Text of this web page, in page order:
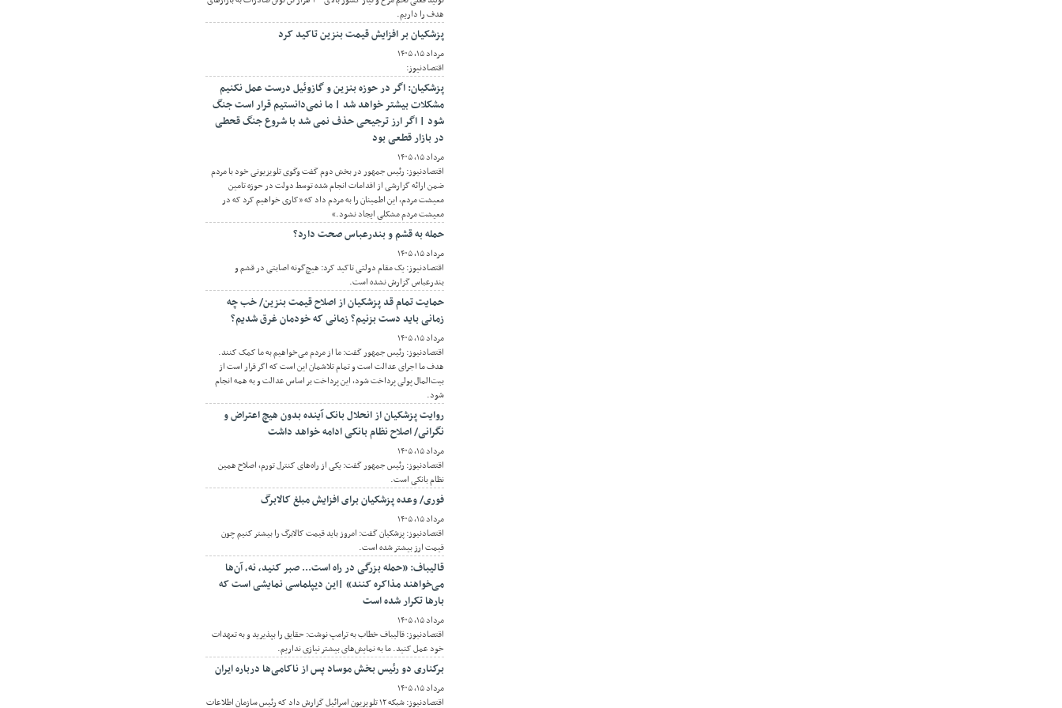
هدف را داریم.
پزشکیان بر افزایش قیمت بنزین تاکید کرد
مرداد ۱۵, ۱۴۰۵
اقتصادنیوز:
پزشکیان: اگر در حوزه بنزین و گازوئیل درست عمل نکنیم
مشکلات بیشتر خواهد شد | ما نمی‌دانستیم قرار است جنگ
شود | اگر ارز ترجیحی حذف نمی شد با شروع جنگ قحطی
در بازار قطعی بود
مرداد ۱۵, ۱۴۰۵
اقتصادنیوز: رئیس جمهور در بخش دوم گفت وگوی تلویزیونی خود با مردم
ضمن ارائه گزارشی از اقدامات انجام شده توسط دولت در حوزه تامین
معیشت مردم، این اطمینان را به مردم داد که «کاری خواهیم کرد که در
معیشت مردم مشکلی ایجاد نشود.»
حمله به قشم و بندرعباس صحت دارد؟
مرداد ۱۵, ۱۴۰۵
اقتصادنیوز: یک مقام دولتی تاکید کرد: هیچ‌گونه اصابتی در قشم و
بندرعباس گزارش نشده است.
حمایت تمام قد پزشکیان از اصلاح قیمت بنزین/ خب چه
زمانی باید دست بزنیم؟ زمانی که خودمان غرق شدیم؟
مرداد ۱۵, ۱۴۰۵
اقتصادنیوز: رئیس جمهور گفت: ما از مردم می‌خواهیم به ما کمک کنند.
هدف ما اجرای عدالت است و تمام تلاشمان این است که اگر قرار است از
بیت‌المال پولی پرداخت شود، این پرداخت بر اساس عدالت و به همه انجام
شود.
روایت پزشکیان از انحلال بانک آینده بدون هیچ اعتراض و
نگرانی/ اصلاح نظام بانکی ادامه خواهد داشت
مرداد ۱۵, ۱۴۰۵
اقتصادنیوز: رئیس جمهور گفت: یکی از راه‌های کنترل تورم، اصلاح همین
نظام بانکی است.
فوری/ وعده پزشکیان برای افزایش مبلغ کالابرگ
مرداد ۱۵, ۱۴۰۵
اقتصادنیوز: پزشکیان گفت: امروز باید قیمت کالابرگ را بیشتر کنیم چون
قیمت ارز بیشتر شده است.
قالیباف: «حمله بزرگی در راه است... صبر کنید، نه، آن‌ها
می‌خواهند مذاکره کنند» |این دیپلماسی نمایشی است که
بارها تکرار شده است
مرداد ۱۵, ۱۴۰۵
اقتصادنیوز: قالیباف خطاب به ترامپ نوشت: حقایق را بپذیرید و به تعهدات
خود عمل کنید. ما به نمایش‌های بیشتر نیازی نداریم.
برکناری دو رئیس بخش موساد پس از ناکامی‌ها درباره ایران
مرداد ۱۵, ۱۴۰۵
اقتصادنیوز: شبکه ۱۲ تلویزیون اسرائیل گزارش داد که رئیس سازمان اطلاعات